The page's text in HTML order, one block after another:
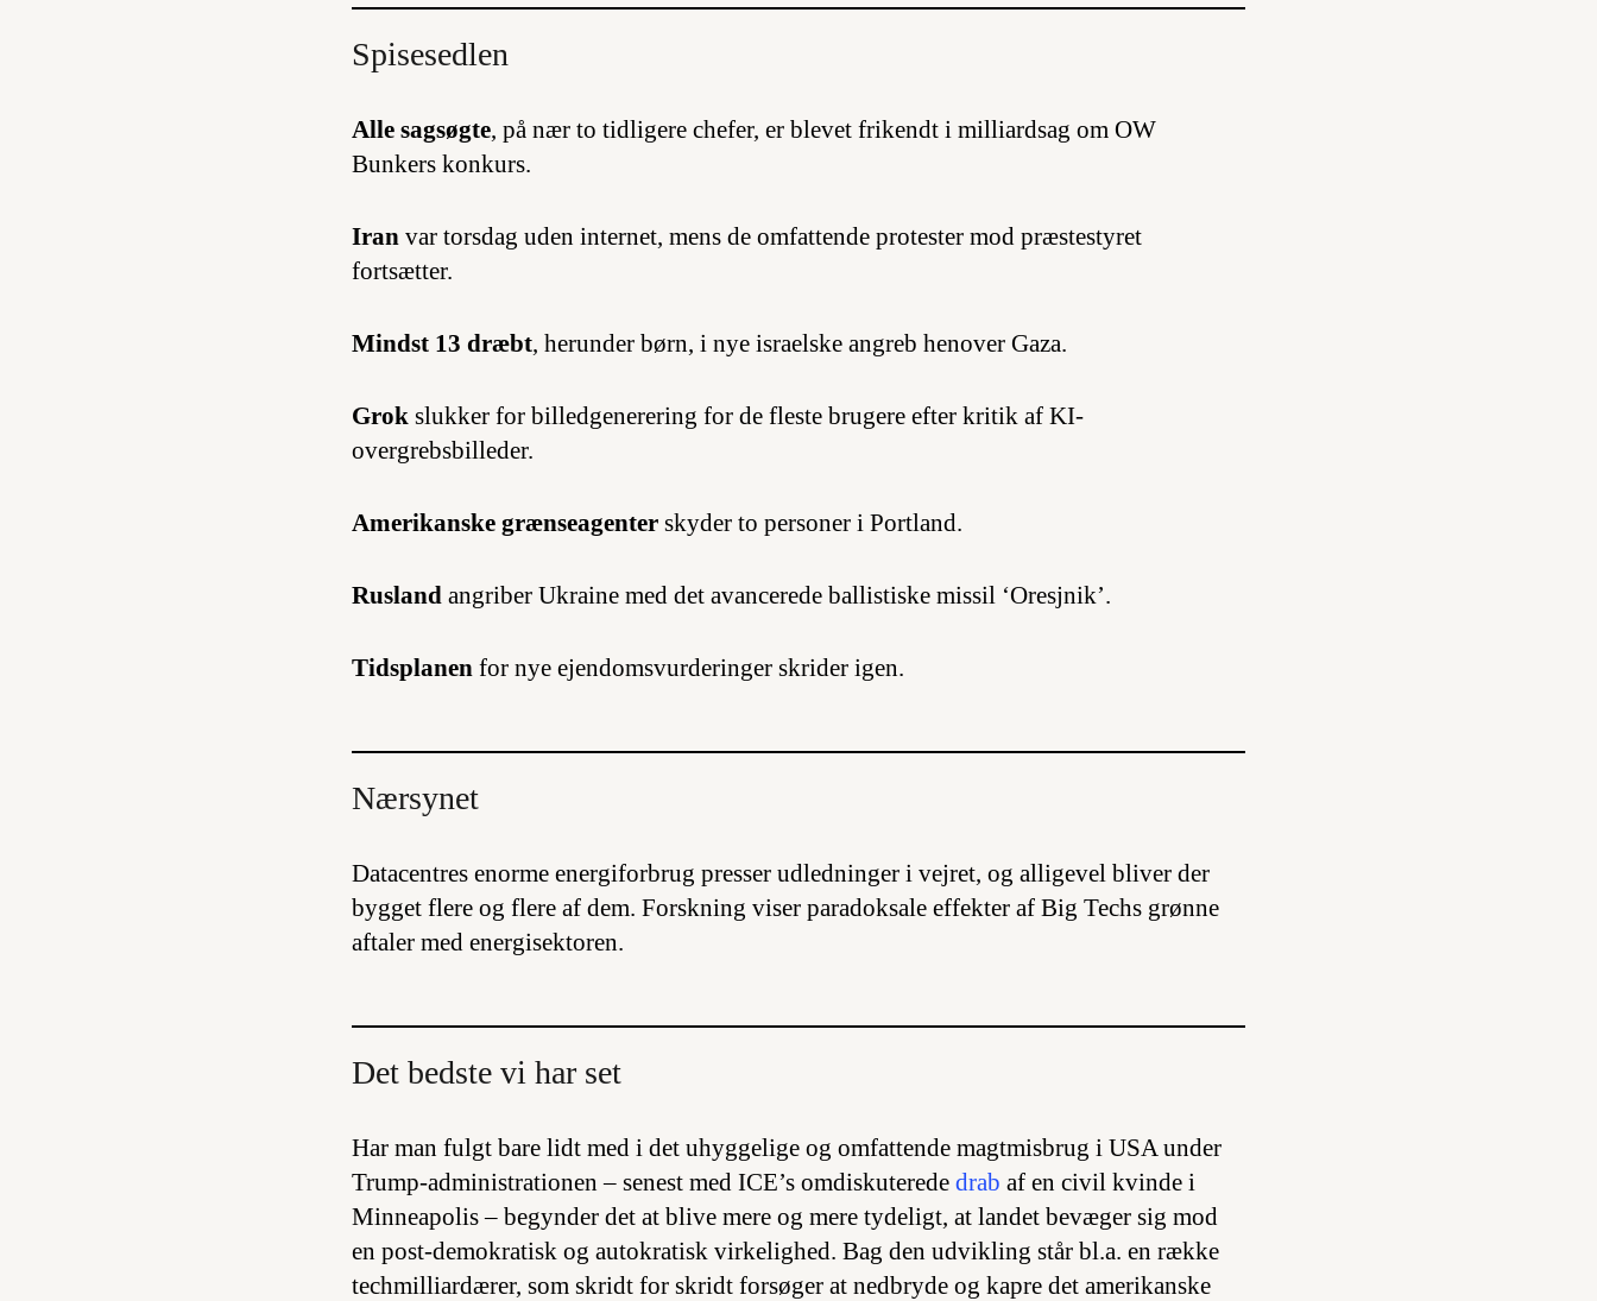
Spisesedlen
Alle sagsøgte, på nær to tidligere chefer, er blevet frikendt i milliardsag om OW
Bunkers konkurs.
Iran var torsdag uden internet, mens de omfattende protester mod præstestyret
fortsætter.
Mindst 13 dræbt, herunder børn, i nye israelske angreb henover Gaza.
Grok slukker for billedgenerering for de fleste brugere efter kritik af KI-
overgrebsbilleder.
Amerikanske grænseagenter skyder to personer i Portland.
Rusland angriber Ukraine med det avancerede ballistiske missil ‘Oresjnik’.
Tidsplanen for nye ejendomsvurderinger skrider igen.
Nærsynet
Datacentres enorme energiforbrug presser udledninger i vejret, og alligevel bliver der
bygget flere og flere af dem. Forskning viser paradoksale effekter af Big Techs grønne
aftaler med energisektoren.
Det bedste vi har set
Har man fulgt bare lidt med i det uhyggelige og omfattende magtmisbrug i USA under
Trump-administrationen – senest med ICE’s omdiskuterede drab af en civil kvinde i
Minneapolis – begynder det at blive mere og mere tydeligt, at landet bevæger sig mod
en post-demokratisk og autokratisk virkelighed. Bag den udvikling står bl.a. en række
techmilliardærer, som skridt for skridt forsøger at nedbryde og kapre det amerikanske